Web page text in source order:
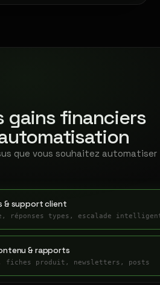
gains financiers
que vous souhaitez automatiser
& support client
réponses types, escalade
& rapports
fiches produit, newsletters, posts